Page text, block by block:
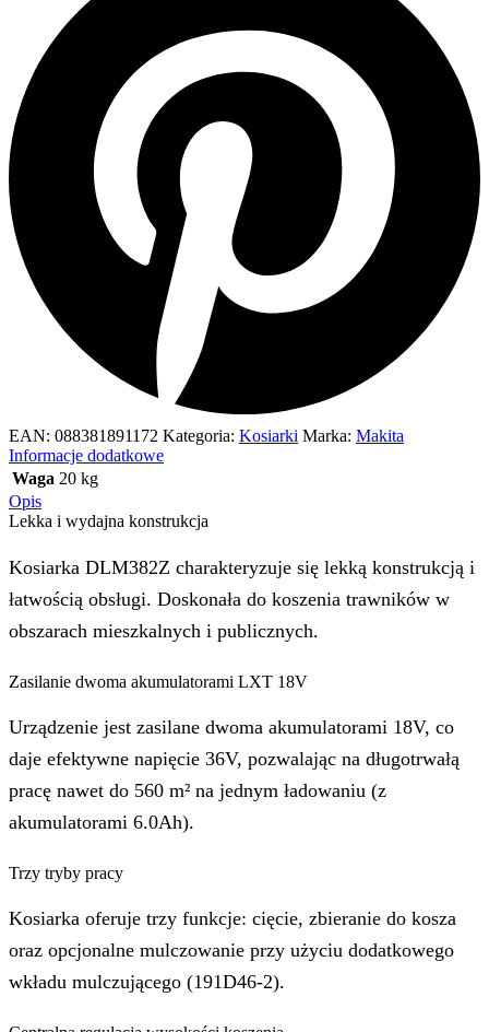
EAN: 088381891172 Kategoria: Kosiarki Marka: Makita
Informacje dodatkowe
Waga 20 kg
Opis
Lekka i wydajna konstrukcja
Kosiarka DLM382Z charakteryzuje się lekką konstrukcją i
łatwością obsługi. Doskonała do koszenia trawników w
obszarach mieszkalnych i publicznych.
Zasilanie dwoma akumulatorami LXT 18V
Urządzenie jest zasilane dwoma akumulatorami 18V, co
daje efektywne napięcie 36V, pozwalając na długotrwałą
pracę nawet do 560 m² na jednym ładowaniu (z
akumulatorami 6.0Ah).
Trzy tryby pracy
Kosiarka oferuje trzy funkcje: cięcie, zbieranie do kosza
oraz opcjonalne mulczowanie przy użyciu dodatkowego
wkładu mulczującego (191D46-2).